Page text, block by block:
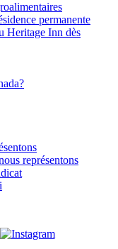
permanente
Heritage Inn dès
représentons